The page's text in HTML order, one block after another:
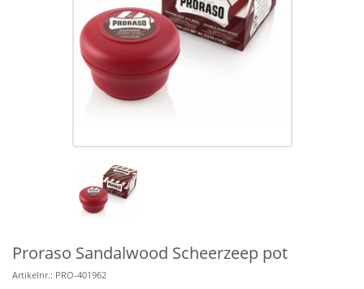
Proraso Sandalwood Scheerzeep pot
Artikelnr.: PRO-401962